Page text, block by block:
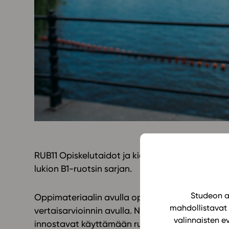
Studeon
mahdollistavat
valinnaisten
KIRJAUDU
Yläkoulun
Hinnasto
Käyttöönotto
Tilaa
RUB11 Opiskelutaidot ja kieli-identiteetin
lukion B1-ruotsin sarjan.
Oppimateriaalin avulla opiskelija pohtii omaa
vertaisarvioinnin avulla. Nuorten elämää
innostavat käyttämään ruotsin kieltä